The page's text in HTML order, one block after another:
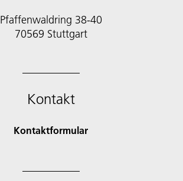
Pfaffenwaldring 38-40
70569 Stuttgart
Kontakt
Kontaktformular